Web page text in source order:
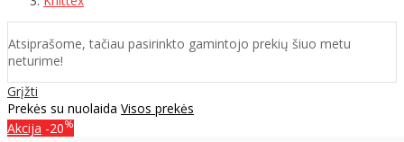
Atsiprašome, tačiau pasirinkto gamintojo prekių šiuo metu
neturime!
Grįžti
Prekės su nuolaida Visos prekės
Akcija -20%